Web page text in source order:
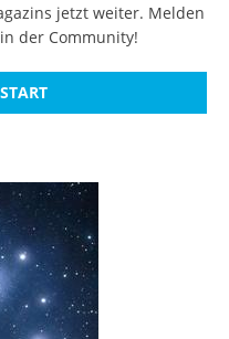
jetzt weiter. Melden
der Community!